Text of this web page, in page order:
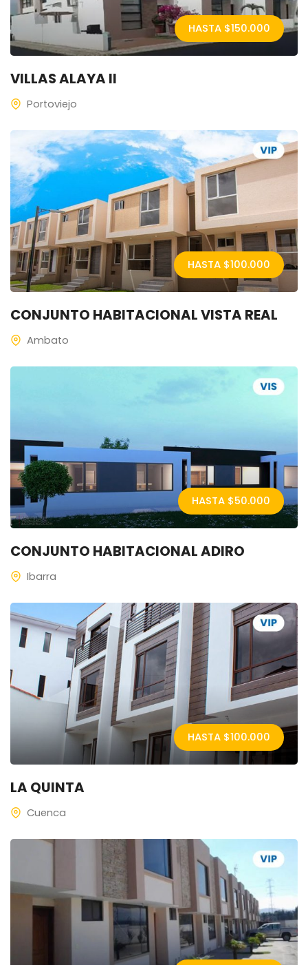
HASTA $150.000
VILLAS ALAYA II
Portoviejo
HASTA $100.000
CONJUNTO HABITACIONAL VISTA REAL
Ambato
HASTA $50.000
CONJUNTO HABITACIONAL ADIRO
Ibarra
HASTA $100.000
LA QUINTA
Cuenca